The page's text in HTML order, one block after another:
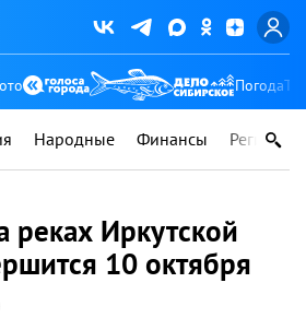
Погода
Народные Финансы Регионы
реках Иркутской
10 октября